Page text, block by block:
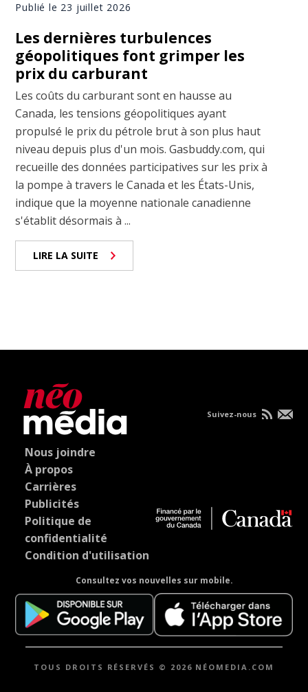
Publié le 23 juillet 2026
Les dernières turbulences
géopolitiques font grimper les
prix du carburant
Les coûts du carburant sont en hausse au
Canada, les tensions géopolitiques ayant
propulsé le prix du pétrole brut à son plus haut
niveau depuis plus d'un mois. Gasbuddy.com, qui
recueille des données participatives sur les prix à
la pompe à travers le Canada et les États-Unis,
indique que la moyenne nationale canadienne
s'établit désormais à ...
LIRE LA SUITE
Nous joindre
À propos
Carrières
Publicités
Politique de
confidentialité
Condition d'utilisation
Consultez vos nouvelles sur mobile.
Suivez-nous
TOUS DROITS RÉSERVÉS © 2026 NÉOMEDIA.COM